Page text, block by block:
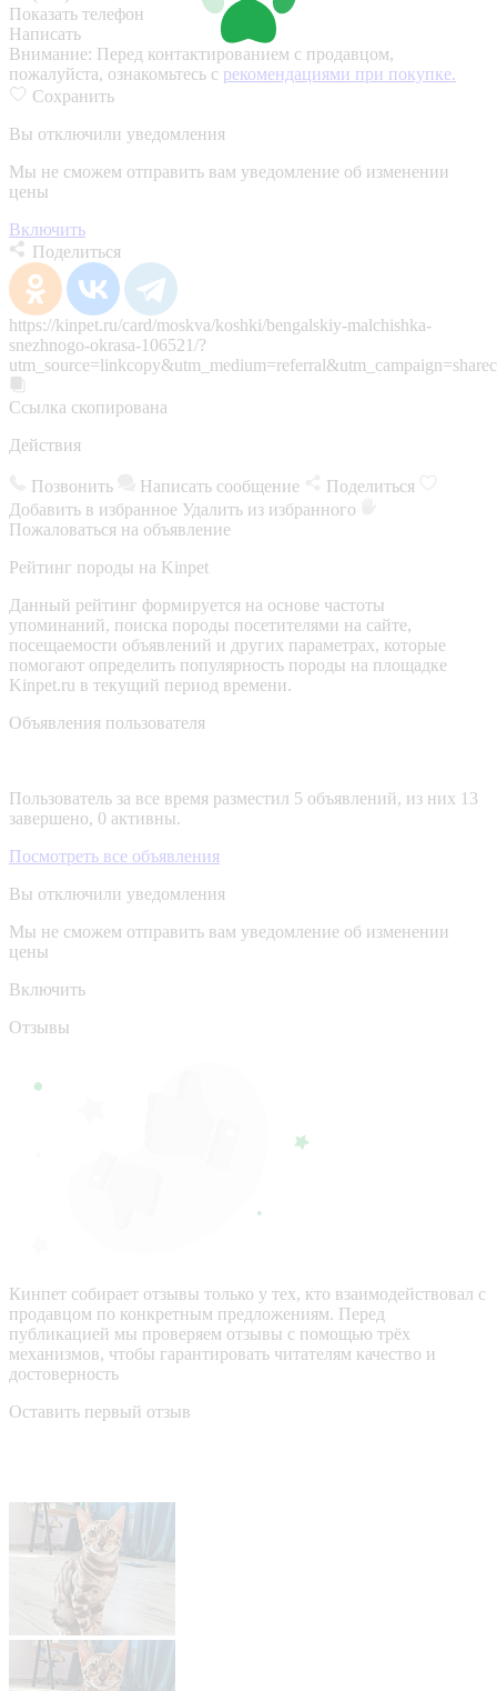
Показать телефон
Написать
Внимание: Перед контактированием с продавцом,
пожалуйста, ознакомьтесь с рекомендациями при покупке.
Сохранить
Вы отключили уведомления
Мы не сможем отправить вам уведомление об изменении
цены
Включить
Поделиться
https://kinpet.ru/card/moskva/koshki/bengalskiy-malchishka-
snezhnogo-okrasa-106521/?
Ссылка скопирована
Действия
Позвонить Написать сообщение
Поделиться
Добавить в избранное Удалить из избранного
Пожаловаться на объявление
Рейтинг породы на Kinpet
Данный рейтинг формируется на основе частоты
упоминаний, поиска породы посетителями на сайте,
посещаемости объявлений и других параметрах, которые
помогают определить популярность породы на площадке
Kinpet.ru в текущий период времени.
Объявления пользователя
Пользователь за все время разместил 5 объявлений, из них 13
завершено, 0 активны.
Посмотреть все объявления
Вы отключили уведомления
Мы не сможем отправить вам уведомление об изменении
цены
Включить
Отзывы
Кинпет собирает отзывы только у тех, кто взаимодействовал с
продавцом по конкретным предложениям. Перед
публикацией мы проверяем отзывы с помощью трёх
механизмов, чтобы гарантировать читателям качество и
достоверность
Оставить первый отзыв